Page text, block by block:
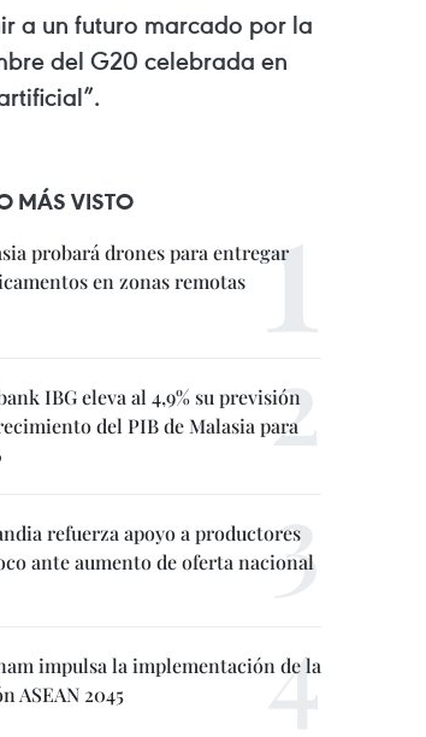
a un futuro marcado por la
del G20 celebrada en
MÁS VISTO
probará drones para entregar
en zonas remotas
IBG eleva al 4,9% su previsión
del PIB de Malasia para
refuerza apoyo a productores
ante aumento de oferta nacional
impulsa la implementación de la
ASEAN 2045